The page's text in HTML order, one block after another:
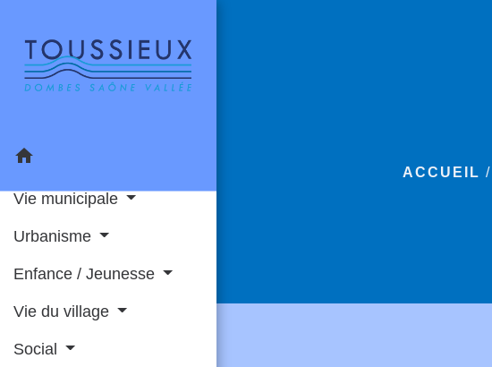
home
Vie municipale
Urbanisme
Enfance / Jeunesse
Vie du village
Social
ACCUEIL /